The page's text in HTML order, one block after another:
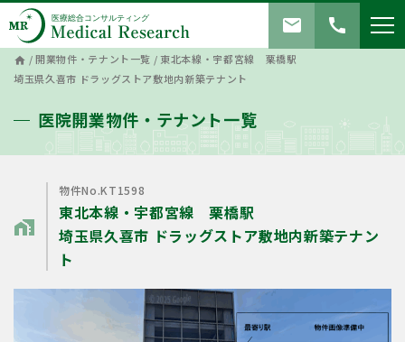
call
mail
home /開業物件・テナント一覧 /東北本線・宇都宮線 栗橋駅
埼玉県久喜市 ドラッグストア敷地内新築テナント
医院開業物件・テナント一覧
home_work
物件No.KT1598
東北本線・宇都宮線 栗橋駅
埼玉県久喜市 ドラッグストア敷地内新築テナン
ト